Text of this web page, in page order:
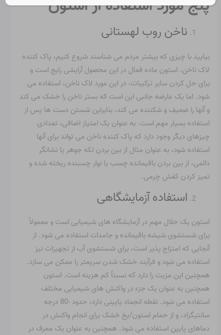
پنج مورد استفاده از استون
ناخن روب لهستانی
بیایید با چیزی که بیشتر مردم می شناسند شروع کنیم، پاک کننده
لاک ناخن. استون ماده فعال در این محصول آرایشی رایج است و
برای حل کردن سایر ترکیبات، در این مورد لاک ناخن، استفاده می
شود. اما یک عارضه جانبی این است که بستر ناخن را خشک می کند
و آنها را ضعیف و شکننده می کند، بنابراین شستن دست ها پس از
استفاده بسیار مهم است. به عنوان یک امتیاز اضافی، تعدادی
چیزهای دیگر وجود دارد که پاک کننده ناخن می تواند برای آنها
استفاده شود، به عنوان مثال از بین بردن لکه جوهر یا نشانگر
دائمی، از بین بردن باقیمانده چسب یا نوار چسبنده ریخته شده و
تمیز کردن کفش چرمی.
استفاده آزمایشگاهی
استون یک حلال مهم در آزمایشگاه های شیمیایی است و معمولاً
برای شستشوی شیشه باقیمانده و جامدات استفاده می شود. از
آنجایی که امتزاج پذیر است، برای شستشوی آب از تجهیزات نیز
استفاده می شود و فرآیند خشک شدن سریعتر را ممکن می سازد.
همچنین این مزیت را دارد که نسبتاً کم هزینه است. استون
همچنین به عنوان یک جزء در واکنش های شیمیایی مختلف
استفاده می شود. نقطه انجماد پایینی دارد، حدود -80 درجه
سانتیگراد، و از حمام استون/یخ خشک برای انجام واکنش در
دماهای پایین استفاده می شود. همچنین به عنوان یک معرف در